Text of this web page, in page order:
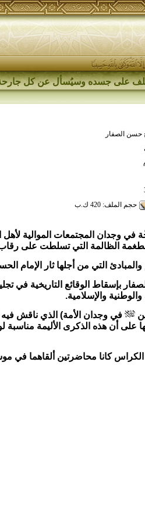
على جسده وسيُسأل عن كل جارحة
حسن الصفار
حجم الملف: 420 ك.ب
وجدان المجتمعات الموالية لأهل
الطغمة الظالمة التي تسلطت على
التي من أجلها ثار الإمام
بإسقاط الوقائع التاريخية في
والإسلامية.
في وجدان الأمة) الذي ناقش فيه
أن هذه الذكرى الأليمة مناسبة
كانا محاضرتين ألقاهما في موسم